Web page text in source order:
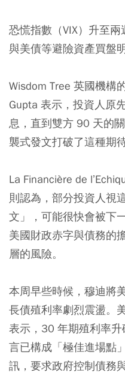
恐慌指數（VIX）升至兩
與美債等避險資產買盤
Wisdom Tree 英國機構
Gupta 表示，投資人原
息，直到雙方 90 天的
襲式發文打破了這種期
La Financière de
則認為，部分投資人視
文」，可能很快會被下
美國財政赤字與債務的
層的風險。
本周早些時候，穆迪將
長債殖利率劇烈震盪。
表示，30 年期殖利率
言已構成「極佳進場點
訊，要求政府控制債務